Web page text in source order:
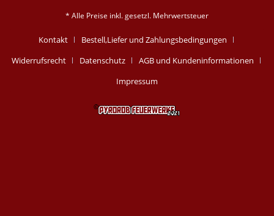
* Alle Preise inkl. gesetzl. Mehrwertsteuer
Kontakt
Bestell,Liefer und Zahlungsbedingungen
Widerrufsrecht
Datenschutz
AGB und Kundeninformationen
Impressum